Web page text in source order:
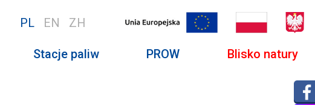
PL EN ZH
Stacje paliw PROW Blisko natury